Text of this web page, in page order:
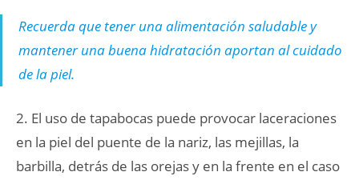
Recuerda que tener una alimentación saludable y
mantener una buena hidratación aportan al cuidado
de la piel.
2. El uso de tapabocas puede provocar laceraciones
en la piel del puente de la nariz, las mejillas, la
barbilla, detrás de las orejas y en la frente en el caso